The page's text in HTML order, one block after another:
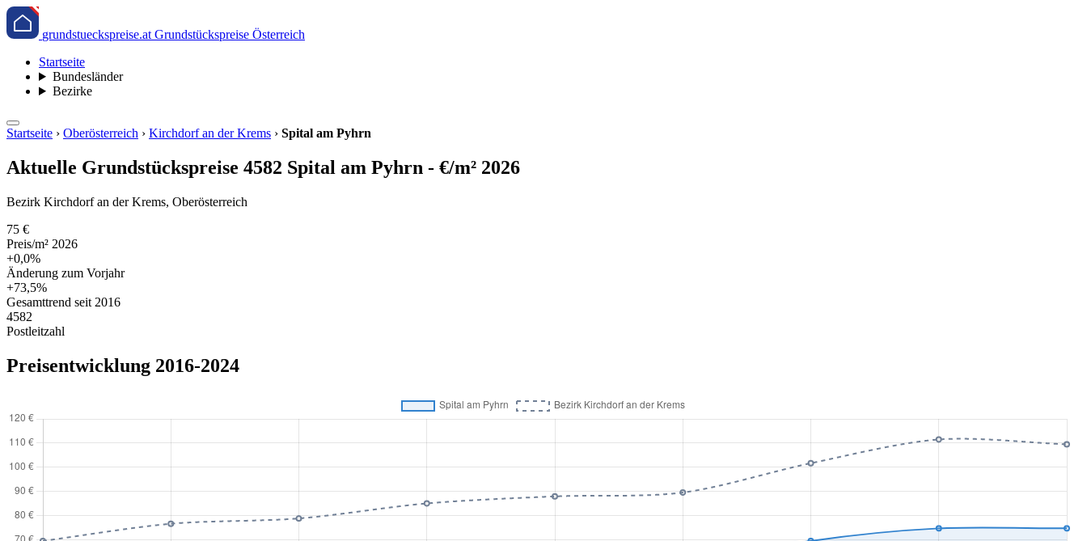
grundstueckspreise.at Grundstückspreise Österreich
Startseite
Bundesländer
Bezirke
Startseite › Oberösterreich › Kirchdorf an der Krems › Spital am Pyhrn
Aktuelle Grundstückspreise 4582 Spital am Pyhrn - €/m² 2026
Bezirk Kirchdorf an der Krems, Oberösterreich
75 €
Preis/m² 2026
+0,0%
Änderung zum Vorjahr
+73,5%
Gesamttrend seit 2016
4582
Postleitzahl
Preisentwicklung 2016-2024